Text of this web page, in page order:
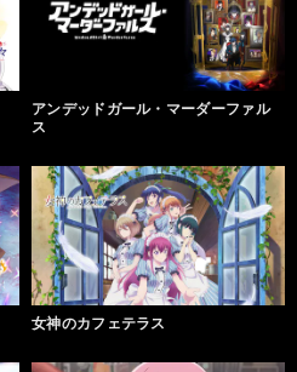
アンデッドガール・マーダーファル
ス
女神のカフェテラス